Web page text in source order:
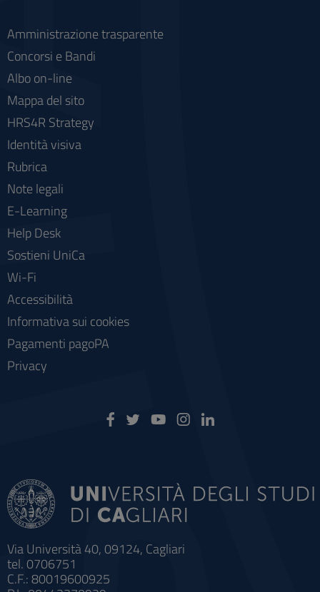
Via Università 40, 09124, Cagliari
tel. 0706751
C.F.: 80019600925
Amministrazione trasparente
Concorsi e Bandi
Albo on-line
Mappa del sito
HRS4R Strategy
Identità visiva
Rubrica
Note legali
E-Learning
Help Desk
Sostieni UniCa
Wi-Fi
Accessibilità
Informativa sui cookies
Pagamenti pagoPA
Privacy